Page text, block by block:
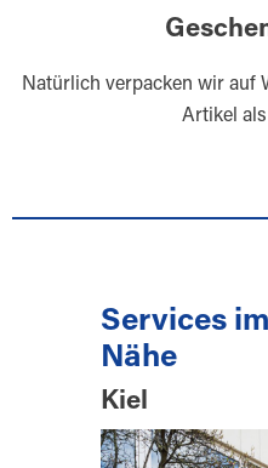
Natürlich verpacken wir auf
Artikel
Services
Nähe
Kiel